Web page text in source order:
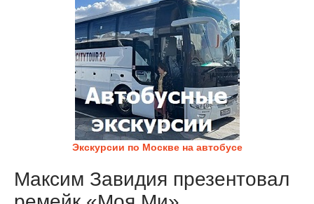
Экскурсии по Москве на автобусе
Максим Завидия презентовал